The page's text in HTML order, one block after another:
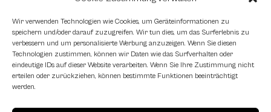
Wir verwenden Technologien wie Cookies, um Geräteinformationen zu
speichern und/oder darauf zuzugreifen. Wir tun dies, um das Surferlebnis zu
verbessern und um personalisierte Werbung anzuzeigen. Wenn Sie diesen
Technologien zustimmen, können wir Daten wie das Surfverhalten oder
eindeutige IDs auf dieser Website verarbeiten. Wenn Sie Ihre Zustimmung nicht
erteilen oder zurückziehen, können bestimmte Funktionen beeinträchtigt
werden.
Schachfreundliche Lokale